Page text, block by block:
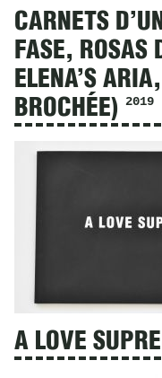
CARNETS
FASE, ROSAS
ELENA’S
BROCHÉE) 2019
A LOVE